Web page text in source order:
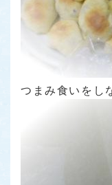
つまみ食いをし